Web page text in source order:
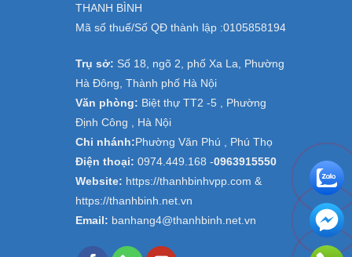
THANH BÌNH
Mã số thuế/Số QĐ thành lập :0105858194
Trụ sở: Số 18, ngõ 2, phố Xa La, Phường
Hà Đông, Thành phố Hà Nội
Văn phòng: Biệt thự TT2 -5 , Phường
Định Công , Hà Nội
Chi nhánh: Phường Văn Phú , Phú Thọ
Điện thoại: 0974.449.168 -0963915550
Website: https://thanhbinhvpp.com &
https://thanhbinh.net.vn
Email: banhang4@thanhbinh.net.vn